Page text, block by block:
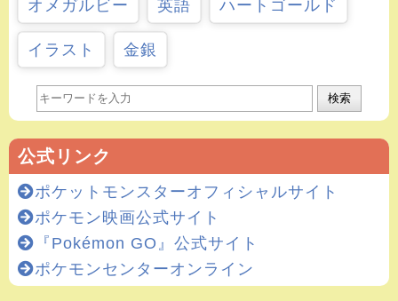
オメガルビー 英語 ハートゴールド
イラスト 金銀
検索
公式リンク
ポケットモンスターオフィシャルサイト
ポケモン映画公式サイト
『Pokémon GO』公式サイト
ポケモンセンターオンライン